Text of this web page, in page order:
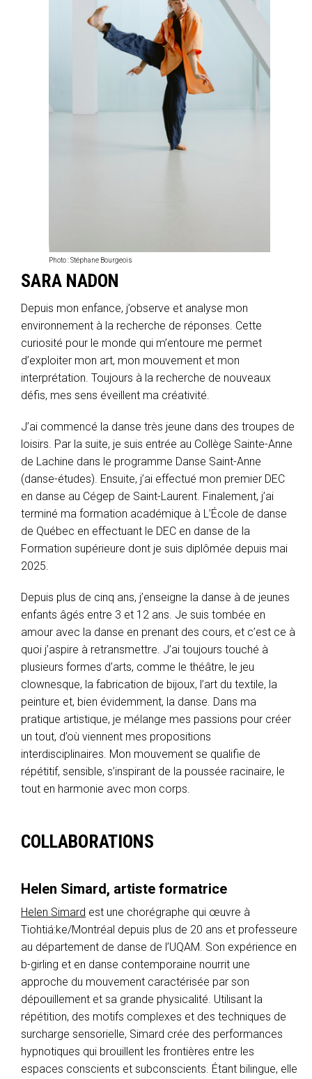
Photo : Stéphane Bourgeois
SARA NADON
Depuis mon enfance, j’observe et analyse mon
environnement à la recherche de réponses. Cette
curiosité pour le monde qui m’entoure me permet
d’exploiter mon art, mon mouvement et mon
interprétation. Toujours à la recherche de nouveaux
défis, mes sens éveillent ma créativité.
J’ai commencé la danse très jeune dans des troupes de
loisirs. Par la suite, je suis entrée au Collège Sainte-Anne
de Lachine dans le programme Danse Saint-Anne
(danse-études). Ensuite, j’ai effectué mon premier DEC
en danse au Cégep de Saint-Laurent. Finalement, j’ai
terminé ma formation académique à L’École de danse
de Québec en effectuant le DEC en danse de la
Formation supérieure dont je suis diplômée depuis mai
2025.
Depuis plus de cinq ans, j’enseigne la danse à de jeunes
enfants âgés entre 3 et 12 ans. Je suis tombée en
amour avec la danse en prenant des cours, et c’est ce à
quoi j’aspire à retransmettre. J’ai toujours touché à
plusieurs formes d’arts, comme le théâtre, le jeu
clownesque, la fabrication de bijoux, l’art du textile, la
peinture et, bien évidemment, la danse. Dans ma
pratique artistique, je mélange mes passions pour créer
un tout, d’où viennent mes propositions
interdisciplinaires. Mon mouvement se qualifie de
répétitif, sensible, s’inspirant de la poussée racinaire, le
tout en harmonie avec mon corps.
COLLABORATIONS
Helen Simard, artiste formatrice
Helen Simard est une chorégraphe qui œuvre à
Tiohtiá:ke/Montréal depuis plus de 20 ans et professeure
au département de danse de l’UQAM. Son expérience en
b-girling et en danse contemporaine nourrit une
approche du mouvement caractérisée par son
dépouillement et sa grande physicalité. Utilisant la
répétition, des motifs complexes et des techniques de
surcharge sensorielle, Simard crée des performances
hypnotiques qui brouillent les frontières entre les
espaces conscients et subconscients. Étant bilingue, elle